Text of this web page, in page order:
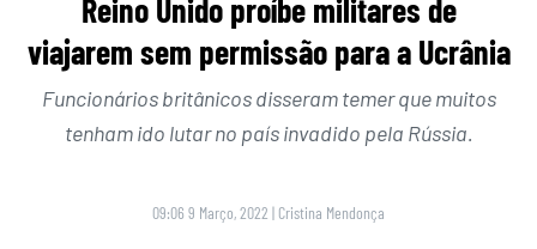
Reino Unido proíbe militares de
viajarem sem permissão para a Ucrânia
Funcionários britânicos disseram temer que muitos
tenham ido lutar no país invadido pela Rússia.
09:06 9 Março, 2022 | Cristina Mendonça